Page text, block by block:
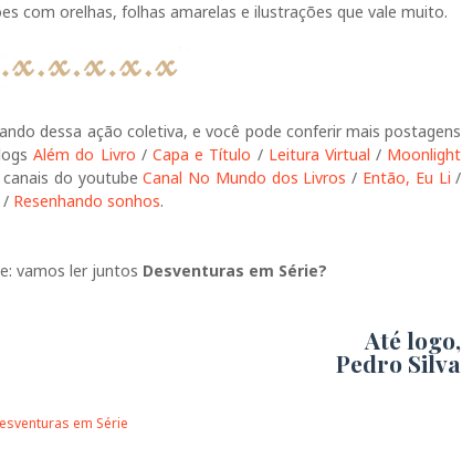
com orelhas, folhas amarelas e ilustrações que vale muito.
dessa ação coletiva, e você pode conferir mais postagens
Além do Livro /Capa e Título / Leitura Virtual / Moonlight
do youtubeCanal No Mundo dos Livros / Então, Eu Li /
/ Resenhando sonhos.
vamos ler juntos Desventuras em Série?
Até logo,
Pedro Silva
em Série